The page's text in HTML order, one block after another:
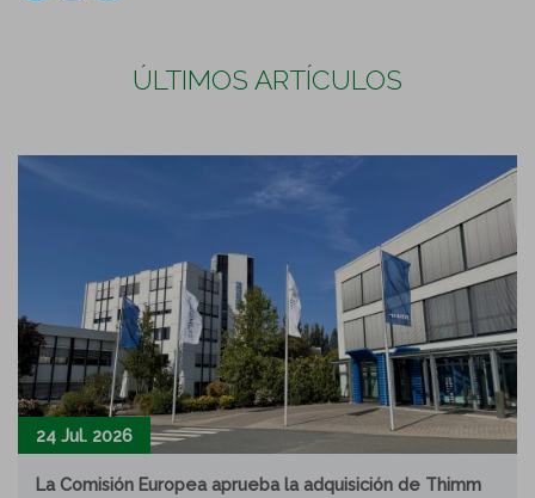
ÚLTIMOS ARTÍCULOS
24 Jul. 2026
La Comisión Europea aprueba la adquisición de Thimm